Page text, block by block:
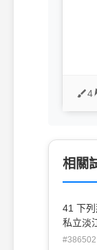
4
相關
41 下列
私立淡
(C)中華
#386502